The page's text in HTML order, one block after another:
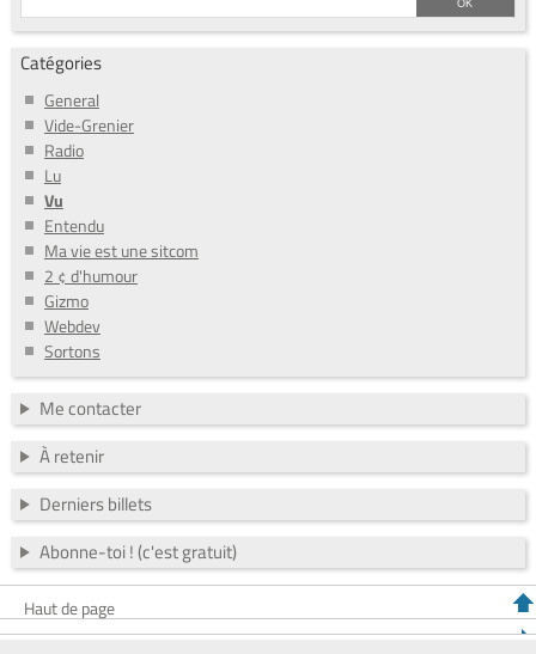
Catégories
General
Vide-Grenier
Radio
Lu
Vu
Entendu
Ma vie est une sitcom
2 ¢ d'humour
Gizmo
Webdev
Sortons
Me contacter
À retenir
Derniers billets
Abonne-toi ! (c'est gratuit)
Haut de page